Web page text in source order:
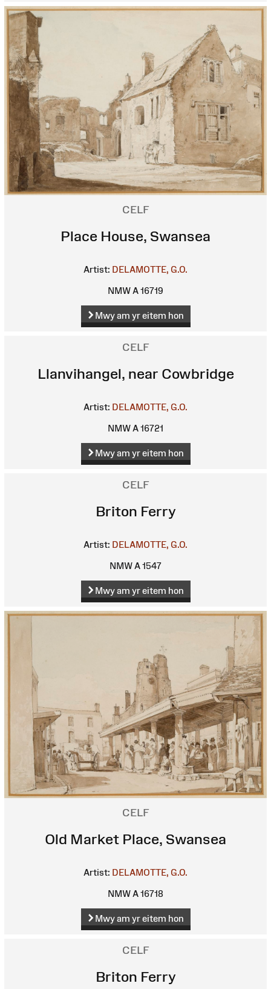
CELF
Place House, Swansea
Artist: DELAMOTTE, G.O.
NMW A 16719
Mwy am yr eitem hon
CELF
Llanvihangel, near Cowbridge
Artist: DELAMOTTE, G.O.
NMW A 16721
Mwy am yr eitem hon
CELF
Briton Ferry
Artist: DELAMOTTE, G.O.
NMW A 1547
Mwy am yr eitem hon
CELF
Old Market Place, Swansea
Artist: DELAMOTTE, G.O.
NMW A 16718
Mwy am yr eitem hon
CELF
Briton Ferry